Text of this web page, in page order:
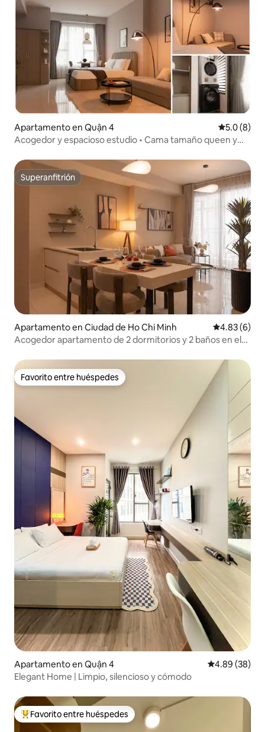
Apartamento en Quận 4
5.0 (8)
Acogedor y espacioso estudio • Cama tamaño queen y
Superanfitrión
Superanfitrión
Apartamento en Ciudad de Ho Chi Minh Calificación
4.83 (6)
Acogedor apartamento de 2 dormitorios y 2 baños en el
Favorito entre huéspedes
Favorito entre huéspedes
Apartamento en Quận 4 Calificación
4.89 (38)
Elegant Home | Limpio, silencioso y cómodo
Favorito entre huéspedes preferido
Favorito entre huéspedes